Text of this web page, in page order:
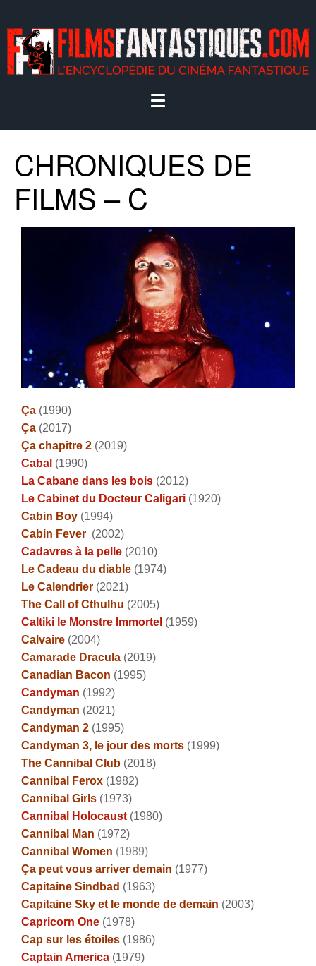
CHRONIQUES DE
FILMS – C
Ça (1990)
Ça (2017)
Ça chapitre 2 (2019)
Cabal (1990)
La Cabane dans les bois (2012)
Le Cabinet du Docteur Caligari (1920)
Cabin Boy (1994)
Cabin Fever (2002)
Cadavres à la pelle (2010)
Le Cadeau du diable (1974)
Le Calendrier (2021)
The Call of Cthulhu (2005)
Caltiki le Monstre Immortel (1959)
Calvaire (2004)
Camarade Dracula (2019)
Canadian Bacon (1995)
Candyman (1992)
Candyman (2021)
Candyman 2 (1995)
Candyman 3, le jour des morts (1999)
The Cannibal Club (2018)
Cannibal Ferox (1982)
Cannibal Girls (1973)
Cannibal Holocaust (1980)
Cannibal Man (1972)
Cannibal Women (1989)
Ça peut vous arriver demain (1977)
Capitaine Sindbad (1963)
Capitaine Sky et le monde de demain (2003)
Capricorn One (1978)
Cap sur les étoiles (1986)
Captain America (1979)